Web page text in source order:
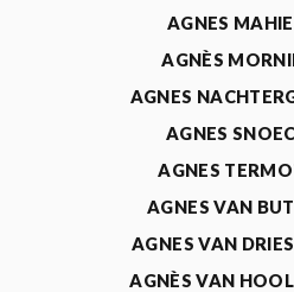
AGNES
AGNÈS
AGNES
AGNES
AGNES
AGNES VAN
AGNES VAN
AGNÈS VAN